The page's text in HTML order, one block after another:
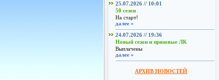
25.07.2026 // 10:01
50 сезон
На старт!
далее »
24.07.2026 // 19:36
Новый сезон и призовые ЛК
Выплачены
далее »
АРХИВ НОВОСТЕЙ